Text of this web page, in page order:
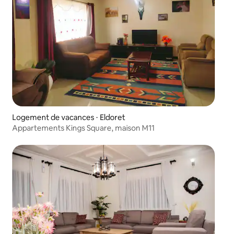
Logement de vacances ⋅ Eldoret
Appartements Kings Square, maison M11